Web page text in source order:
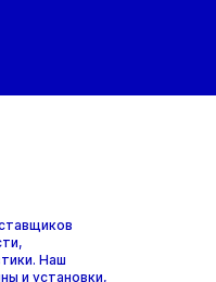
Наш
и установки,